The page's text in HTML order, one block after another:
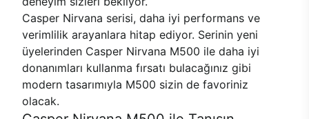
Casper Nirvana serisi, daha iyi performans ve
verimlilik arayanlara hitap ediyor. Serinin yeni
üyelerinden Casper Nirvana M500 ile daha iyi
donanımları kullanma fırsatı bulacağınız gibi
modern tasarımıyla M500 sizin de favoriniz
olacak.